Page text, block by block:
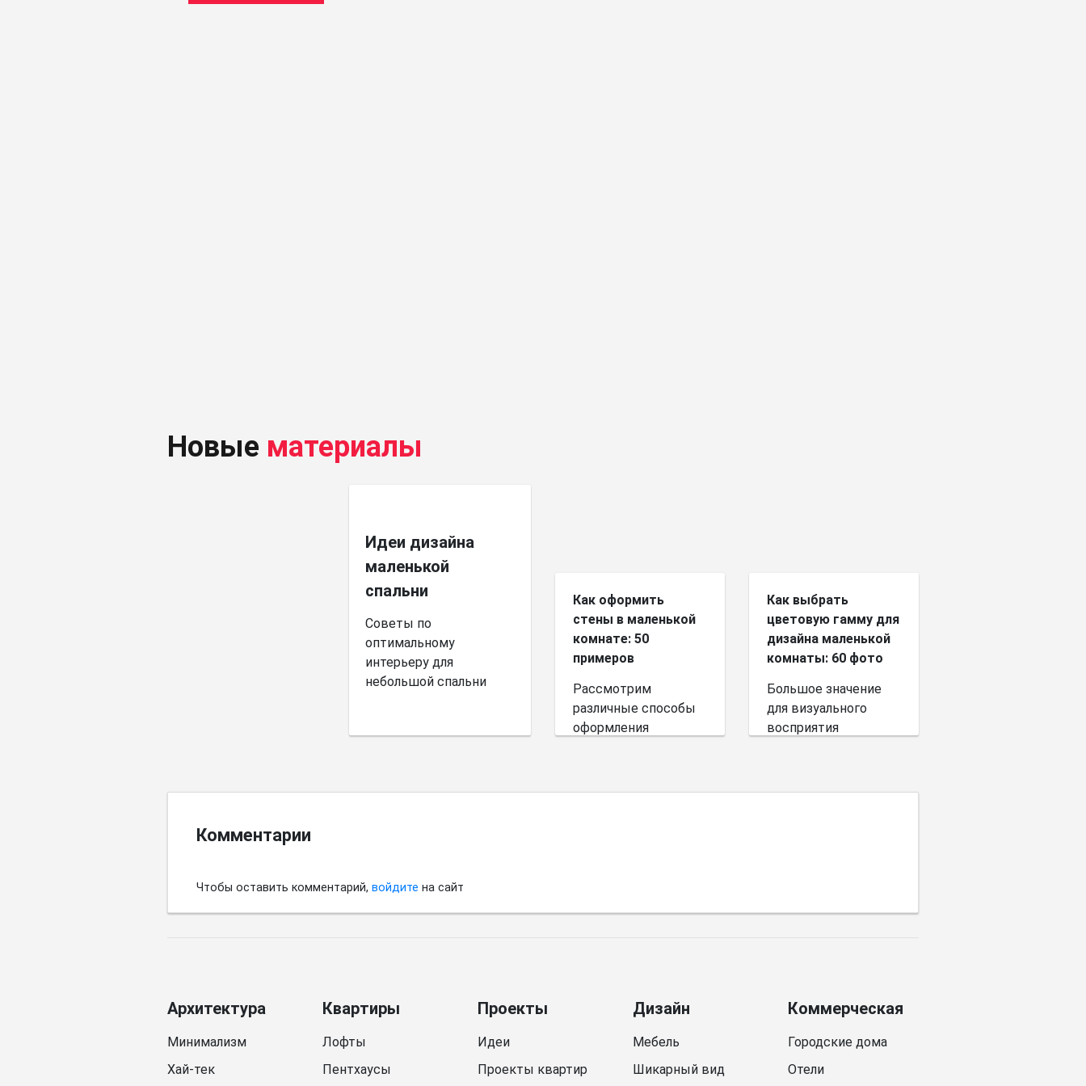
Новые материалы
Идеи дизайна
маленькой
спальни
Советы по
оптимальному
интерьеру для
небольшой спальни
Как оформить
стены в маленькой
комнате: 50
примеров
Рассмотрим
различные способы
оформления
Как выбрать
цветовую гамму для
дизайна маленькой
комнаты: 60 фото
Большое значение
для визуального
восприятия
Комментарии
Чтобы оставить комментарий, войдите на сайт
Архитектура
Минимализм
Хай-тек
Квартиры
Лофты
Пентхаусы
Проекты
Идеи
Проекты квартир
Дизайн
Мебель
Шикарный вид
Коммерческая
Городские дома
Отели